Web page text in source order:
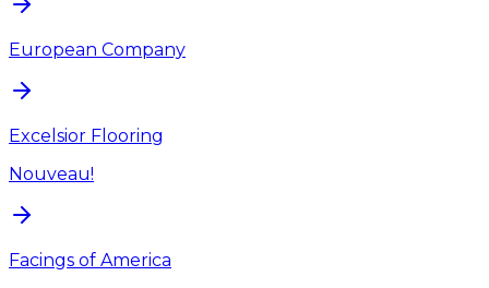
European Company
Excelsior Flooring
Nouveau!
Facings of America